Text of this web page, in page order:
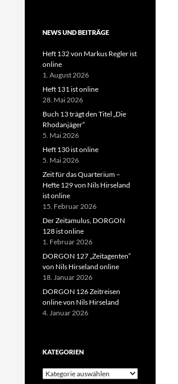
NEWS UND BEITRÄGE
Heft 132 von Markus Regler ist
online
1. August 2026
Heft 131 ist online
28. Mai 2026
Buch 13 trägt den Titel „Die
Rhodanjäger“
5. Mai 2026
Heft 130 ist online
5. Mai 2026
Zeit für das Quarterium –
Hefte 129 von Nils Hirseland
ist online
15. Februar 2026
Der Zeitamulus, DORGON
128 ist online
1. Februar 2026
DORGON 127 „Zeitagenten“
von Nils Hirseland online
18. Januar 2026
DORGON 126 Zeitreisen
online von Nils Hirseland
4. Januar 2026
KATEGORIEN
Kategorien